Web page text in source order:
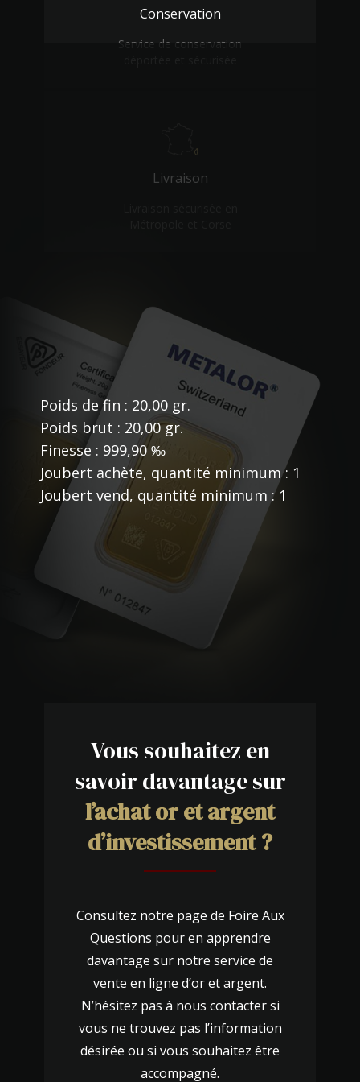
Conservation
Service de conservation
Livraison
Poids de fin : 20,00 gr.
Poids brut : 20,00 gr.
Finesse : 999,90 ‰
Joubert achète, quantité minimum : 1
Joubert vend, quantité minimum : 1
Vous souhaitez en
savoir davantage sur
l’achat or et argent
d’investissement ?
Consultez notre page de Foire Aux
Questions pour en apprendre
davantage sur notre service de
vente en ligne d’or et argent.
N’hésitez pas à nous contactersi
vous ne trouvez pas l’information
désirée ou si vous souhaitez être
accompagné.